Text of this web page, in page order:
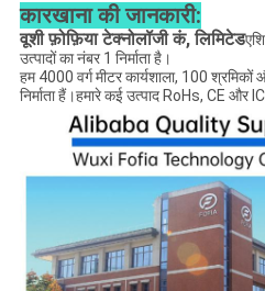
कारखाना की जानकारी:
वूशी फ़ोफ़िया टेक्नोलॉजी कं, लिमिटेड
उत्पादों का नंबर 1 निर्माता है।
हम 4000 वर्ग मीटर कार्यशाला, 100
निर्माता हैं।हमारे कई उत्पाद RoHs, CE और